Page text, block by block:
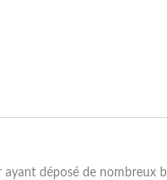
ayant déposé de